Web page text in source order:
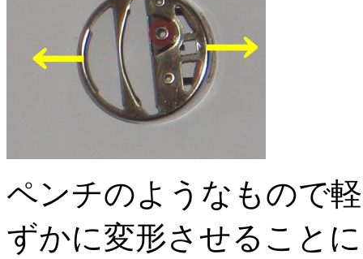
ペンチのようなもので
ずかに変形させること